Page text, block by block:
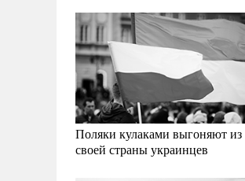
Поляки кулаками выгоняют из
своей страны украинцев